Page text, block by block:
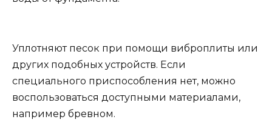
Уплотняют песок при помощи виброплиты или
других подобных устройств. Если
специального приспособления нет, можно
воспользоваться доступными материалами,
например бревном.